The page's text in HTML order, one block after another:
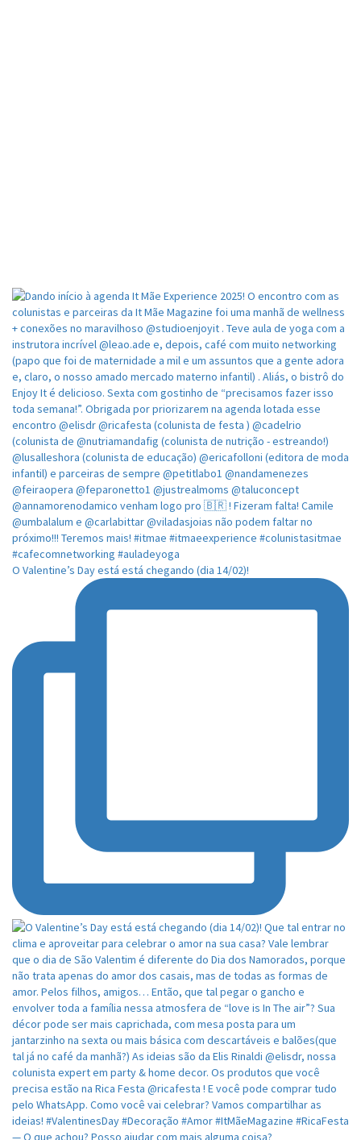
O Valentine’s Day está está chegando (dia 14/02)!